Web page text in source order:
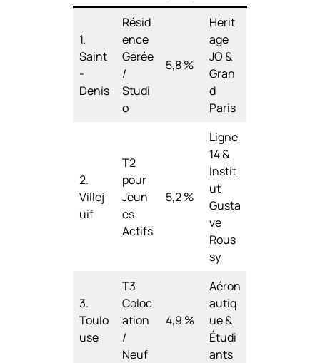
1.
Saint
-
Denis
Résid
ence
Gérée
/
Studi
o
5,8 %
Hérit
age
JO &
Gran
d
Paris
2.
Villej
uif
T2
pour
Jeun
es
Actifs
5,2 %
Ligne
14 &
Instit
ut
Gusta
ve
Rous
sy
3.
Toulo
use
T3
Coloc
ation
/
Neuf
4,9 %
Aéron
autiq
ue &
Étudi
ants